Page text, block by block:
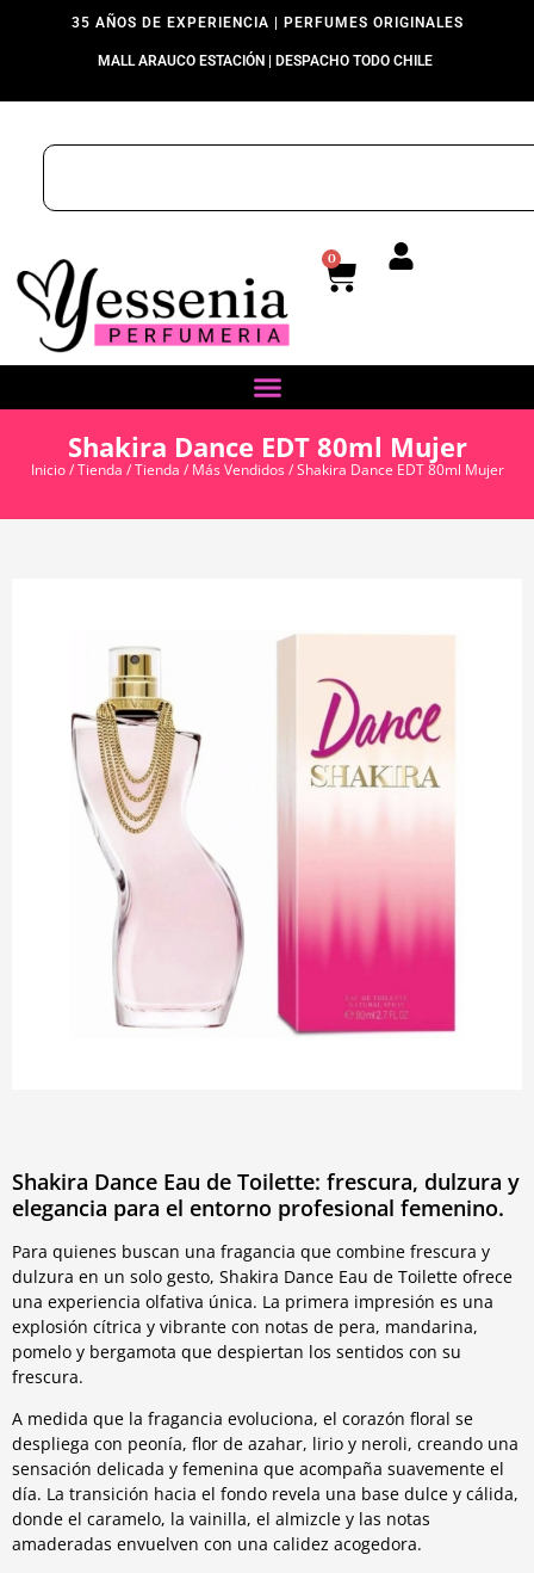
35 AÑOS DE EXPERIENCIA | PERFUMES ORIGINALES
MALL ARAUCO ESTACIÓN | DESPACHO TODO CHILE
0
Shakira Dance EDT 80ml Mujer
Inicio/Tienda /Tienda / Más Vendidos/ Shakira Dance EDT 80ml Mujer
Shakira Dance Eau de Toilette: frescura, dulzura y
elegancia para el entorno profesional femenino.
Para quienes buscan una fragancia que combine frescura y
dulzura en un solo gesto, Shakira Dance Eau de Toilette ofrece
una experiencia olfativa única. La primera impresión es una
explosión cítrica y vibrante con notas de pera, mandarina,
pomelo y bergamota que despiertan los sentidos con su
frescura.
A medida que la fragancia evoluciona, el corazón floral se
despliega con peonía, flor de azahar, lirio y neroli, creando una
sensación delicada y femenina que acompaña suavemente el
día. La transición hacia el fondo revela una base dulce y cálida,
donde el caramelo, la vainilla, el almizcle y las notas
amaderadas envuelven con una calidez acogedora.